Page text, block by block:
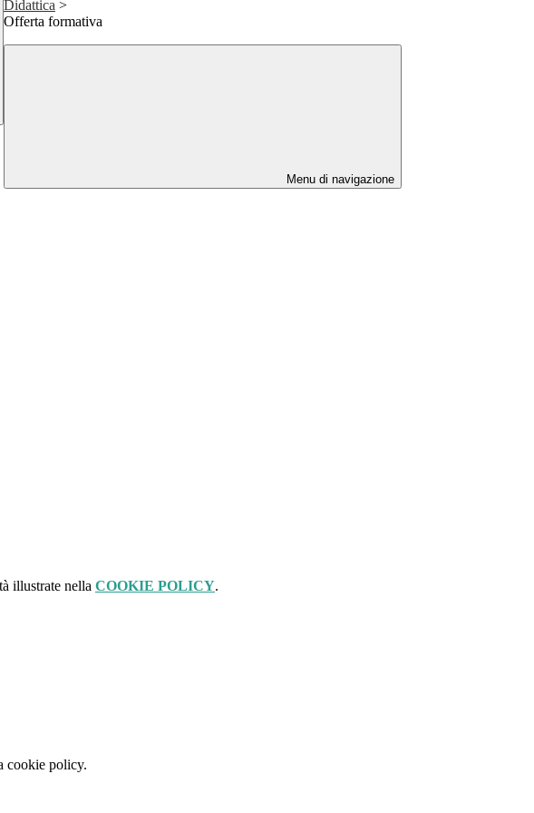
Didattica >
Offerta formativa
Menu di navigazione
illustrate nella COOKIE POLICY.
cookie policy.